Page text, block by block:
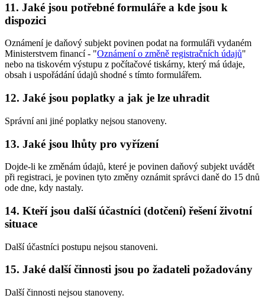
11. Jaké jsou potřebné formuláře a kde jsou k
dispozici
Oznámení je daňový subjekt povinen podat na formuláři vydaném
Ministerstvem financí - "Oznámení o změně registračních údajů"
nebo na tiskovém výstupu z počítačové tiskárny, který má údaje,
obsah i uspořádání údajů shodné s tímto formulářem.
12. Jaké jsou poplatky a jak je lze uhradit
Správní ani jiné poplatky nejsou stanoveny.
13. Jaké jsou lhůty pro vyřízení
Dojde-li ke změnám údajů, které je povinen daňový subjekt uvádět
při registraci, je povinen tyto změny oznámit správci daně do 15 dnů
ode dne, kdy nastaly.
14. Kteří jsou další účastníci (dotčení) řešení životní
situace
Další účastníci postupu nejsou stanoveni.
15. Jaké další činnosti jsou po žadateli požadovány
Další činnosti nejsou stanoveny.